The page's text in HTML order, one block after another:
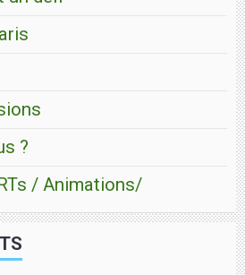
?
/ Animations/